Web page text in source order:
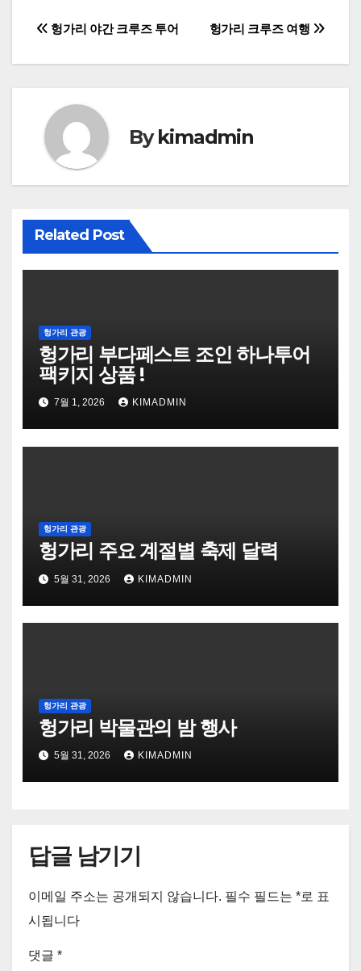
글
탐
헝가리 크루즈 여행
헝가리 야간 크루즈 투어
Bykimadmin
Related Post
헝가리 관광
헝가리 부다페스트 조인 하나투어
팩키지 상품 !
7월 1, 2026 KIMADMIN
헝가리 관광
헝가리 주요 계절별 축제 달력
5월 31, 2026 KIMADMIN
헝가리 관광
헝가리 박물관의 밤 행사
5월 31, 2026 KIMADMIN
답글 남기기
이메일 주소는 공개되지 않습니다. 필수 필드는 *로 표
시됩니다
댓글 *